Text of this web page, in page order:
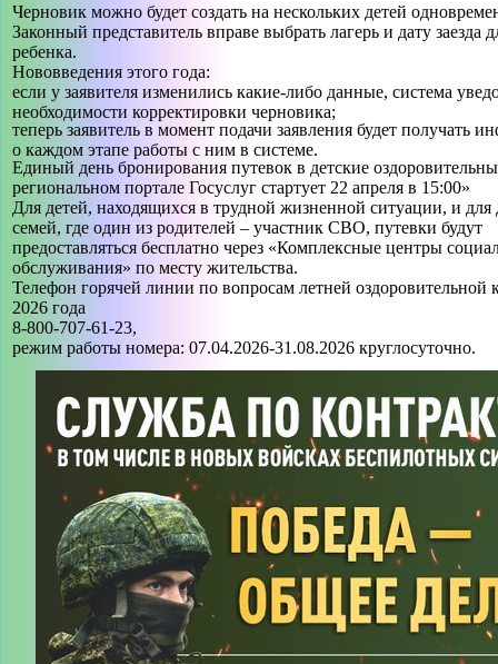
ТВОРЧЕСКИЕ ОБЪЕДИНЕНИЯ
Черновик можно будет создать на нескольких детей
Законный представитель вправе выбрать лагерь и дату заезда
ребенка.
Нововведения этого года:
если у заявителя изменились какие-либо данные, система
необходимости корректировки черновика;
теперь заявитель в момент подачи заявления будет получать
о каждом этапе работы с ним в системе.
Единый день бронирования путевок в детские
региональном портале Госуслуг стартует 22 апреля в 15:00»
Для детей, находящихся в трудной жизненной ситуации, и для
семей, где один из родителей – участник СВО, путевки будут
предоставляться бесплатно через «Комплексные центры
обслуживания» по месту жительства.
Телефон горячей линии по вопросам летней оздоровительной
2026 года
8-800-707-61-23,
режим работы номера: 07.04.2026-31.08.2026 круглосуточно.